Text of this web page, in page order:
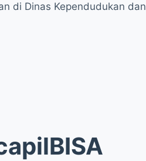
di Dinas Kependudukan dan